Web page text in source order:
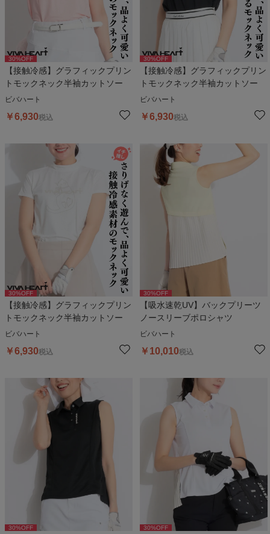
30%OFF
【接触冷感】グラフィックプリン
トモックネック半袖カットソー
ビバハート
￥6,930税込
30%OFF
【接触冷感】グラフィックプリン
トモックネック半袖カットソー
ビバハート
￥6,930税込
30%OFF
【接触冷感】グラフィックプリン
トモックネック半袖カットソー
ビバハート
￥6,930税込
30%OFF
【吸水速乾UV】バックプリーツ
ノースリーブポロシャツ
ビバハート
￥ 10,010税込
30%OFF 30%OFF